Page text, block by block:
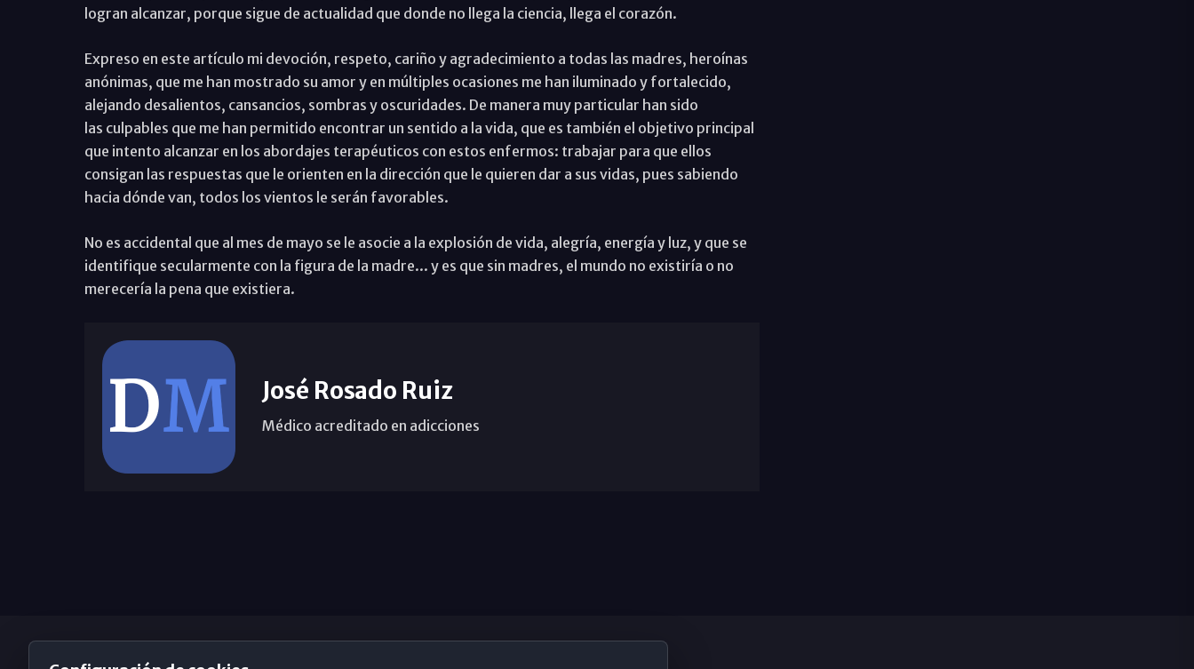
logran alcanzar, porque sigue de actualidad que donde no llega la ciencia, llega el corazón.
Expreso en este artículo mi devoción, respeto, cariño y agradecimiento a todas las madres, heroínas
anónimas, que me han mostrado su amor y en múltiples ocasiones me han iluminado y fortalecido,
alejando desalientos, cansancios, sombras y oscuridades. De manera muy particular han sido
las culpables que me han permitido encontrar un sentido a la vida, que es también el objetivo principal
que intento alcanzar en los abordajes terapéuticos con estos enfermos: trabajar para que ellos
consigan las respuestas que le orienten en la dirección que le quieren dar a sus vidas, pues sabiendo
hacia dónde van, todos los vientos le serán favorables.
No es accidental que al mes de mayo se le asocie a la explosión de vida, alegría, energía y luz, y que se
identifique secularmente con la figura de la madre... y es que sin madres, el mundo no existiría o no
merecería la pena que existiera.
José Rosado Ruiz
Médico acreditado en adicciones